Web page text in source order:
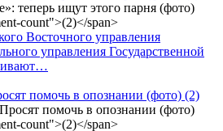
Восточного управления
управления Государственной
помочь в опознании (фото) (2)